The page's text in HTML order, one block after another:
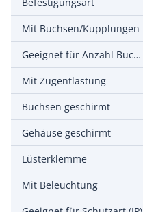
Mit Buchsen/Kupplungen
Geeignet für Anzahl Buchsen/Kupplungen
Mit Zugentlastung
Buchsen geschirmt
Gehäuse geschirmt
Lüsterklemme
Mit Beleuchtung